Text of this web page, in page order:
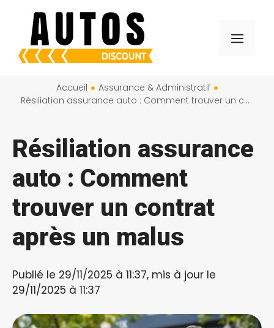
contenu
Menu
Accueil
Assurance & Administratif
Résiliation assurance auto : Comment trouver un contrat après un malus
Résiliation assurance
auto : Comment
trouver un contrat
après un malus
Publié le 29/11/2025 à 11:37, mis à jour le
29/11/2025 à 11:37